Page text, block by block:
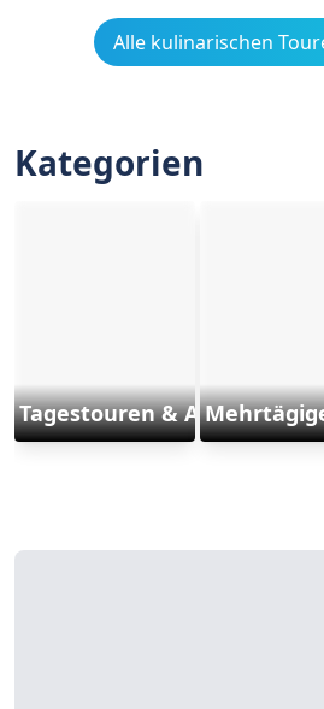
Alle kulinarischen
Kategorien
Tagestouren & Ausflüge